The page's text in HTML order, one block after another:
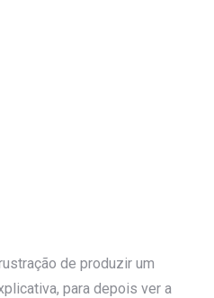
de produzir um
para depois ver a